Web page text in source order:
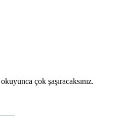
çok şaşıracaksınız.